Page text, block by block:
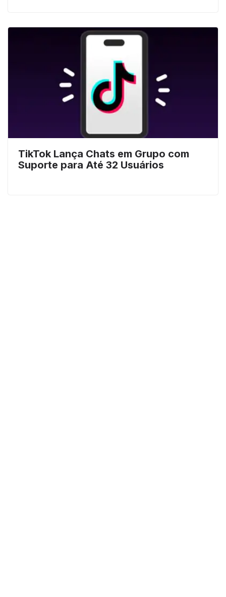
TikTok Lança Chats em Grupo com
Suporte para Até 32 Usuários